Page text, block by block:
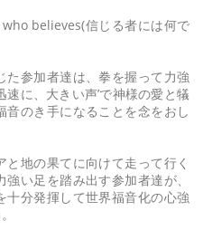
believes(信じる者には何で
参加者達は、拳を握って力強
速に、大きい声’で神様の愛と犠
のき手になることを念をおし
地の果てに向けて走って行く
い足を踏み出す参加者達が、
分発揮して世界福音化の心強